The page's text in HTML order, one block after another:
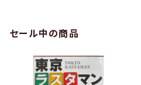
セール中の商品